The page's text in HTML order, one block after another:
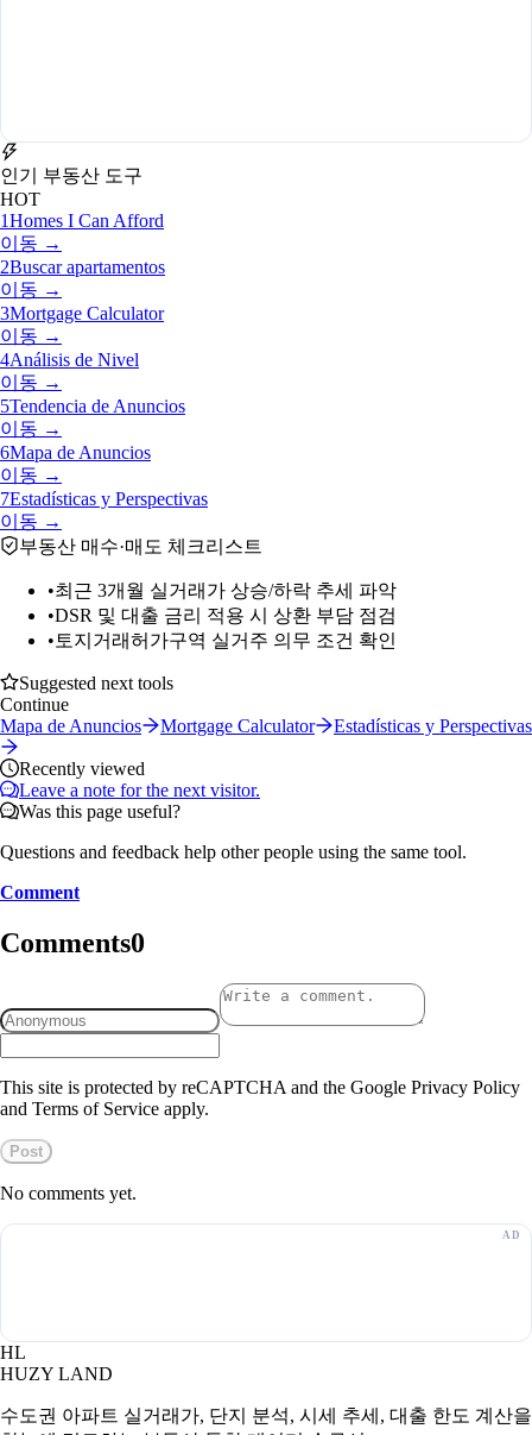
인기 부동산 도구
HOT
1Homes I Can Afford
이동 →
2Buscar apartamentos
이동 →
3Mortgage Calculator
이동 →
4Análisis de Nivel
이동 →
5Tendencia de Anuncios
이동 →
6Mapa de Anuncios
이동 →
7Estadísticas y Perspectivas
이동 →
부동산 매수·매도 체크리스트
•최근 3개월 실거래가 상승/하락 추세 파악
•DSR 및 대출 금리 적용 시 상환 부담 점검
• 토지거래허가구역 실거주 의무 조건 확인
Suggested next tools
Continue
Mapa de Anuncios
Mortgage Calculator Estadísticas y Perspectivas
Recently viewed
Leave a note for the next visitor.
Was this page useful?
Questions and feedback help other people using the same tool.
Comment
Comments0
This site is protected by reCAPTCHA and the Google Privacy Policy
and Terms of Service apply.
Post
No comments yet.
HL
HUZY LAND
수도권 아파트 실거래가, 단지 분석, 시세 추세, 대출 한도 계산을